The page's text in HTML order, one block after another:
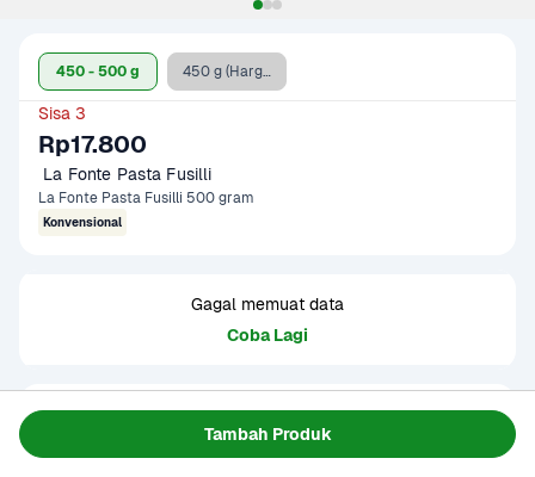
Tambah Produk
450 - 500 g 450 g (Harga Promo)
Sisa 3
Rp17.800
La Fonte Pasta Fusilli
La Fonte Pasta Fusilli 500 gram
Konvensional
Gagal memuat data
Coba Lagi
Informasi Produk
La Fonte Pasta Fusilli – Pasta Spiral Serbaguna, Lezat &